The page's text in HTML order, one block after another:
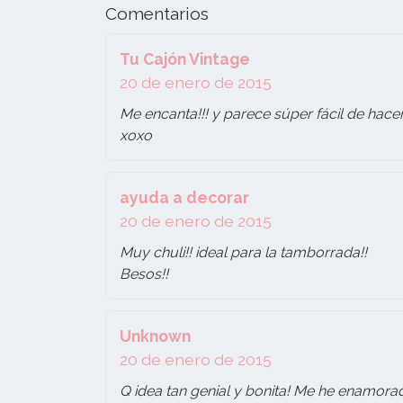
Comentarios
Tu Cajón Vintage
20 de enero de 2015
Me encanta!!! y parece súper fácil de
xoxo
ayuda a decorar
20 de enero de 2015
Muy chuli!! ideal para la tamborrada!!
Besos!!
Unknown
20 de enero de 2015
Q idea tan genial y bonita! Me he